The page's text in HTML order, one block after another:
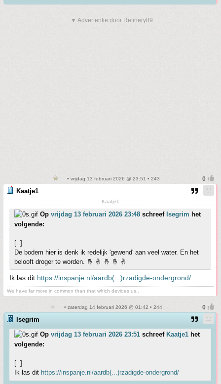
▼ Advertentie door Refinery89
• vrijdag 13 februari 2026 @ 23:51 • 243
Kaatje1
Kaatje1
Op vrijdag 13 februari 2026 23:48 schreef Isegrim het
volgende:
[..]
De bodem hier is denk ik redelijk 'gewend' aan veel water. En het
belooft droger te worden. 🤞 🤞 🤞 🤞 🤞
Ik las dit https://inspanje.nl/aardb(...)rzadigde-ondergrond/
We have far more in common than that which devides us..
• zaterdag 14 februari 2026 @ 01:42 • 244
Isegrim
Op vrijdag 13 februari 2026 23:51 schreef Kaatje1 het
volgende:
[..]
Ik las dit https://inspanje.nl/aardb(...)rzadigde-ondergrond/